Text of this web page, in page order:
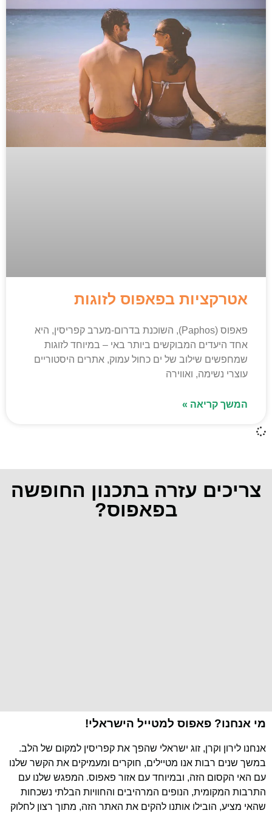
אטרקציות בפאפוס לזוגות
פאפוס (Paphos), השוכנת בדרום-מערב קפריסין, היא
אחד היעדים המבוקשים ביותר באי – במיוחד לזוגות
שמחפשים שילוב של ים כחול עמוק, אתרים היסטוריים
עוצרי נשימה, ואווירה
המשך קריאה »
צריכים עזרה בתכנון החופשה
בפאפוס?
מי אנחנו? פאפוס למטייל הישראלי!
אנחנו לירון וקרן, זוג ישראלי שהפך את קפריסין למקום של הלב.
במשך שנים רבות אנו מטיילים, חוקרים ומעמיקים את הקשר שלנו
עם האי הקסום הזה, ובמיוחד עם אזור פאפוס. המפגש שלנו עם
התרבות המקומית, הנופים המרהיבים והחוויות הבלתי נשכחות
שהאי מציע, הובילו אותנו להקים את האתר הזה, מתוך רצון לחלוק